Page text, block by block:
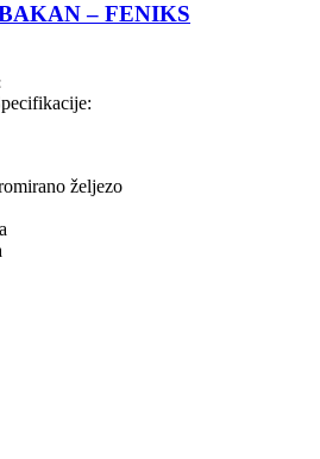
– FENIKS
željezo